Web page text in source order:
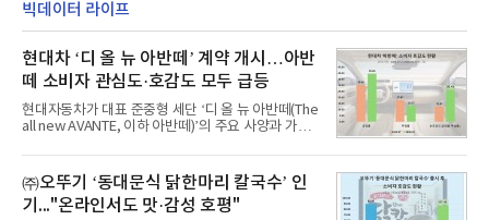
빅데이터 라이프
현대차 ‘디 올 뉴 아반떼’ 계약 개시…아반
떼 소비자 관심도·호감도 모두 급등
현대자동차가 대표 준중형 세단 ‘디 올 뉴 아반떼(The
all new AVANTE, 이하 아반떼)’의 주요 사양과 가격
떼는 6년 만에 선보이는 8세대 완전변경 모델로, ▲정
교한 선과 면을 중심으로 완성한 파격적인 디자인 ▲
과거 중형 세단 수준으로 확대된 차체 제원 ▲글로벌
최고 수준의 안전성 ▲성능과 효율을 동시에 높인 주
㈜오뚜기 ‘동대문식 닭한마리 칼국수’ 인
기..."온라인서도 맛·감성 호평"